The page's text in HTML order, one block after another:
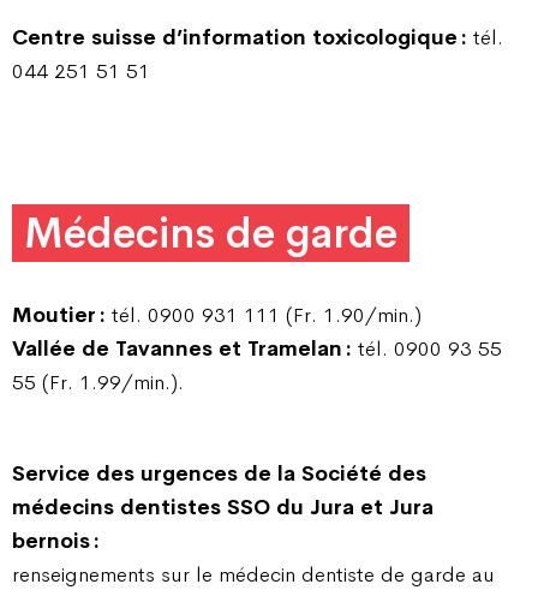
Centre suisse d’information toxicologique : tél.
044 251 51 51
Médecins de garde
Moutier : tél. 0900 931 111 (Fr. 1.90/min.)
Vallée de Tavannes et Tramelan : tél. 0900 93 55
55 (Fr. 1.99/min.).
Service des urgences de la Société des
médecins dentistes SSO du Jura et Jura
bernois :
renseignements sur le médecin dentiste de garde au